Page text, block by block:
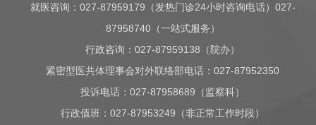
就医咨询： 027-87959179（发热门诊24小时咨询电话）027-
87958740（一站式服务）
行政咨询：027-87959138（院办）
紧密型医共体理事会对外联络部电话：027-87952350
投诉电话：027-87958689（监察科）
行政值班：027-87953249（非正常工作时段）